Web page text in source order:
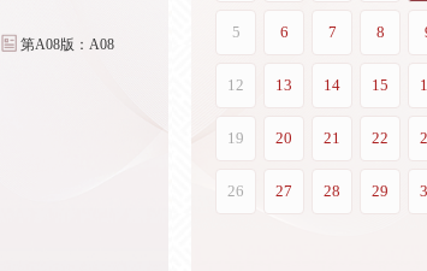
第A08版：A08